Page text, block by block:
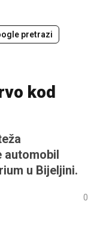
pretrazi
kod
automobil
u Bijeljini.
0